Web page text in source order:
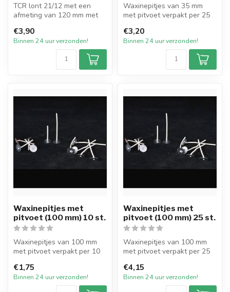
TCR lont 21/12 met een
afmeting van 120 mm met
verpakt per 2...
€3,90
Binnen 24 uur verzonden!
Waxinepitjes van 35 mm
met pitvoet verpakt per 25
De waxpit met pitvoetj...
€3,20
Binnen 24 uur verzonden!
Waxinepitjes met
pitvoet (100 mm) 10 st.
Waxinepitjes van 100 mm
met pitvoet verpakt per 10
De waxpit met pitvoet...
€1,75
Binnen 24 uur verzonden!
Waxinepitjes met
pitvoet (100 mm) 25 st.
Waxinepitjes van 100 mm
met pitvoet verpakt per 25
De waxpit met pitvoet...
€4,15
Binnen 24 uur verzonden!